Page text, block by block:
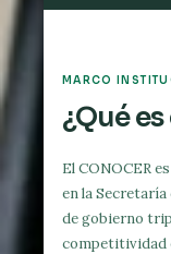
MARCO
¿Qué
El CONOCER
en la
de gobierno
competitividad